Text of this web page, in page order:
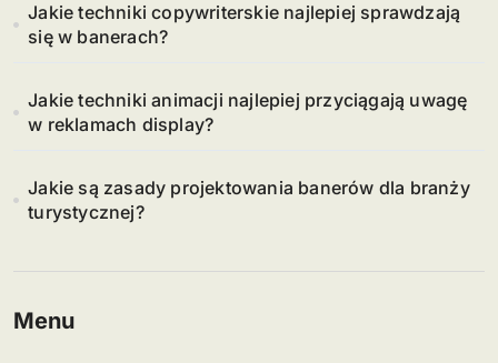
Jakie techniki copywriterskie najlepiej sprawdzają
się w banerach?
Jakie techniki animacji najlepiej przyciągają uwagę
w reklamach display?
Jakie są zasady projektowania banerów dla branży
turystycznej?
Menu